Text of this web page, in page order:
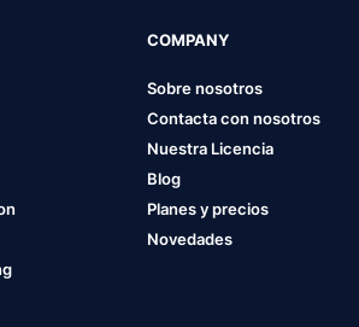
COMPANY
Sobre nosotros
Contacta con nosotros
Nuestra Licencia
Blog
Planes y precios
Novedades